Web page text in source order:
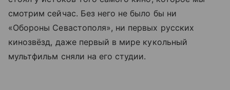
смотрим сейчас. Без него не было бы ни
«Обороны Севастополя», ни первых русских
кинозвёзд, даже первый в мире кукольный
мультфильм сняли на его студии.